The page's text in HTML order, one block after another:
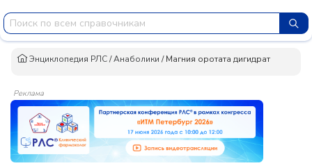
Энциклопедия РЛС/Анаболики /Магния оротата дигидрат
Реклама